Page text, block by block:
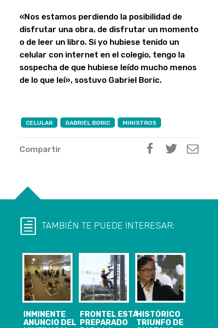
«Nos estamos perdiendo la posibilidad de
disfrutar una obra, de disfrutar un momento
o de leer un libro. Si yo hubiese tenido un
celular con internet en el colegio, tengo la
sospecha de que hubiese leído mucho menos
de lo que leí», sostuvo Gabriel Boric.
CELULAR GABRIEL BORIC MINISTROS
Compartir
TAMBIÉN TE PUEDE INTERESAR:
INMINENTE
ANUNCIO DEL
FRONTEL ESTÁ
PREPARADO
HISTÓRICO
TRIUNFO DE